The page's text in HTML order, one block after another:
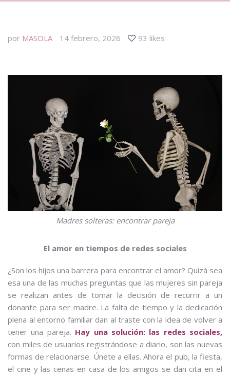
por MASOLA 14 febrero, 2026 93 likes
Madres solteras: encontrar pareja
El amor en tiempos de redes sociales
¿Son los hijos una barrera para encontrar el amor? Quizá sea
esa una de las muchas preguntas que las mujeres sin pareja
se realizan antes de tomar la decisión de recurrir a un
donante para ser madre. La falta de tiempo y la dedicación
plena al entorno familiar dan al traste con la idea de volver a
tener una pareja. Hay una solución: las redes sociales,
con miles de usuarios registrándose a diario, son las nuevas
formas de relacionarse. Únete a ellas. Ahora el pub, la fiesta,
el cine y las cenas en casa de los amigos se dan cita en el